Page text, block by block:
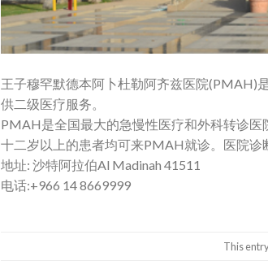
王子穆罕默德本阿卜杜勒阿齐兹医院(PMAH)
供二级医疗服务。
PMAH是全国最大的急慢性医疗和外科转诊医
十二岁以上的患者均可来PMAH就诊。医院诊
地址: 沙特阿拉伯Al Madinah 41511
电话:+966 14 8669999
This